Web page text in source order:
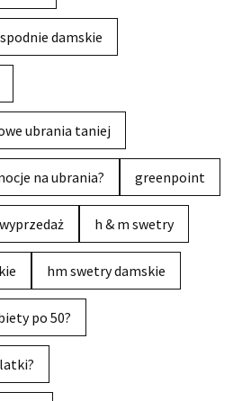
damskie
ubrania taniej
na ubrania? greenpoint
h & m swetry
hm swetry damskie
po 50?